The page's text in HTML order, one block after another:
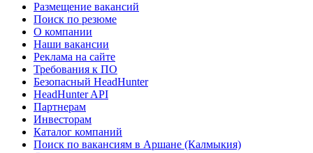
Размещение вакансий
Поиск по резюме
О компании
Наши вакансии
Реклама на сайте
Требования к ПО
Безопасный HeadHunter
HeadHunter API
Партнерам
Инвесторам
Каталог компаний
Поиск по вакансиям в Аршане (Калмыкия)